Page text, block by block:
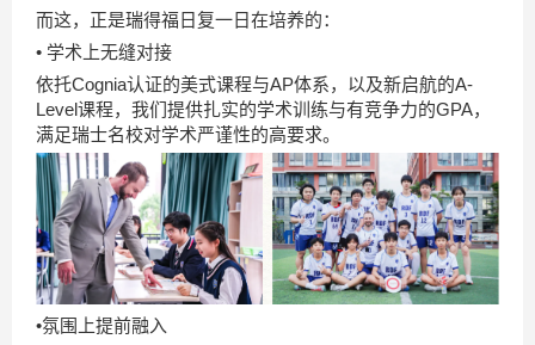
而这，正是瑞得福日复一日在培养的：
• 学术上无缝对接
依托Cognia认证的美式课程与AP体系，以及新启航的A-
Level课程，我们提供扎实的学术训练与有竞争力的GPA，
满足瑞士名校对学术严谨性的高要求。
•氛围上提前融入